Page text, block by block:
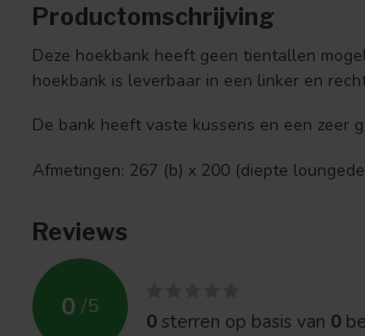
Productomschrijving
Deze hoekbank heeft geen tientallen
hoekbank is leverbaar in een linker en
De bank heeft vaste kussens en een zeer
Afmetingen: 267 (b) x 200 (diepte
Reviews
0 /5
0sterren op basis van 0